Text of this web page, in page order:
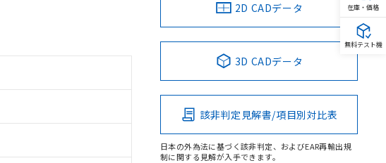
2D CADデータ
3D CADデータ
該非判定見解書/項目別対比表
日本の外為法に基づく該非判定、およびEAR再輸出規
制に関する見解が入手できます。
在庫・価格
無料テスト機